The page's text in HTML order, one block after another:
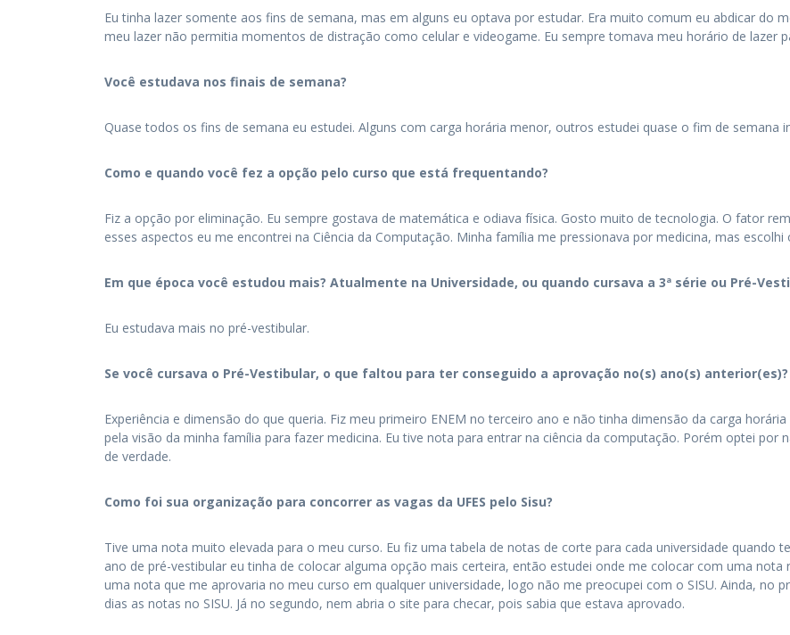
Eu tinha lazer somente aos fins de semana, mas em alguns eu optava por estudar. Era muito comum eu abdicar do
meu lazer não permitia momentos de distração como celular e videogame. Eu sempre tomava meu horário de lazer
Você estudava nos finais de semana?
Quase todos os fins de semana eu estudei. Alguns com carga horária menor, outros estudei quase o fim de semana
Como e quando você fez a opção pelo curso que está frequentando?
Fiz a opção por eliminação. Eu sempre gostava de matemática e odiava física. Gosto muito de tecnologia. O fator
esses aspectos eu me encontrei na Ciência da Computação. Minha família me pressionava por medicina, mas escolhi
Em que época você estudou mais? Atualmente na Universidade, ou quando cursava a 3ª série ou Pré-
Eu estudava mais no pré-vestibular.
Se você cursava o Pré-Vestibular, o que faltou para ter conseguido a aprovação no(s) ano(s) anterior(es)?
Experiência e dimensão do que queria. Fiz meu primeiro ENEM no terceiro ano e não tinha dimensão da carga
pela visão da minha família para fazer medicina. Eu tive nota para entrar na ciência da computação. Porém optei por
de verdade.
Como foi sua organização para concorrer as vagas da UFES pelo Sisu?
Tive uma nota muito elevada para o meu curso. Eu fiz uma tabela de notas de corte para cada universidade quando
ano de pré-vestibular eu tinha de colocar alguma opção mais certeira, então estudei onde me colocar com uma nota
uma nota que me aprovaria no meu curso em qualquer universidade, logo não me preocupei com o SISU. Ainda, no
dias as notas no SISU. Já no segundo, nem abria o site para checar, pois sabia que estava aprovado.